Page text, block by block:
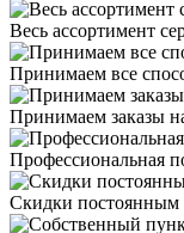
Весь ассортимент
Принимаем все
Принимаем заказы
Профессиональная
Скидки постоянным